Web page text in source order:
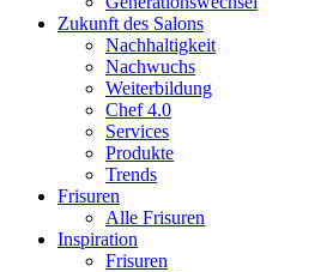
Zukunft des Salons
Nachhaltigkeit
Nachwuchs
Weiterbildung
Chef 4.0
Services
Produkte
Trends
Frisuren
Alle Frisuren
Inspiration
Frisuren